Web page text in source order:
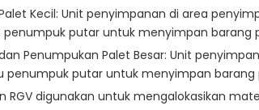
Kecil: Unit penyimpanan di area
penumpuk putar untuk menyimpan barang
Penumpukan Palet Besar: Unit
penumpuk putar untuk menyimpan barang
RGV digunakan untuk mengalokasikan